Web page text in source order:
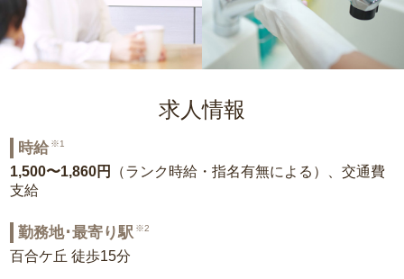
求人情報
時給 ※1
1,500〜1,860円
（ランク時給・指名有無による）、交通費
支給
勤務地･最寄り駅 ※2
百合ケ丘 徒歩15分